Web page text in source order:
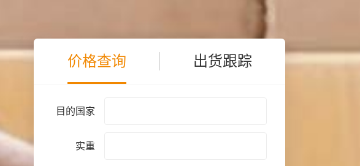
价格查询 出货跟踪
目的国家
实重